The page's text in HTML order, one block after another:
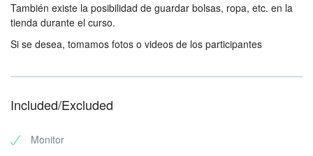
También existe la posibilidad de guardar bolsas, ropa, etc. en la
tienda durante el curso.
Si se desea, tomamos fotos o videos de los participantes
Included/Excluded
Monitor